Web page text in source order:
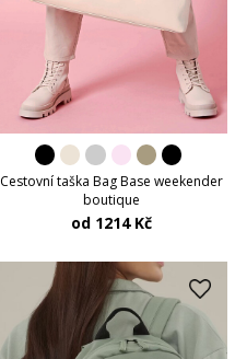
Cestovní taška Bag Base weekender
boutique
od 1214 Kč